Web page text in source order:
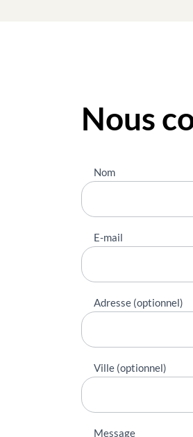
Nous
Nous
contacter
Nom
E-mail
Adresse (optionnel)
Ville (optionnel)
Message